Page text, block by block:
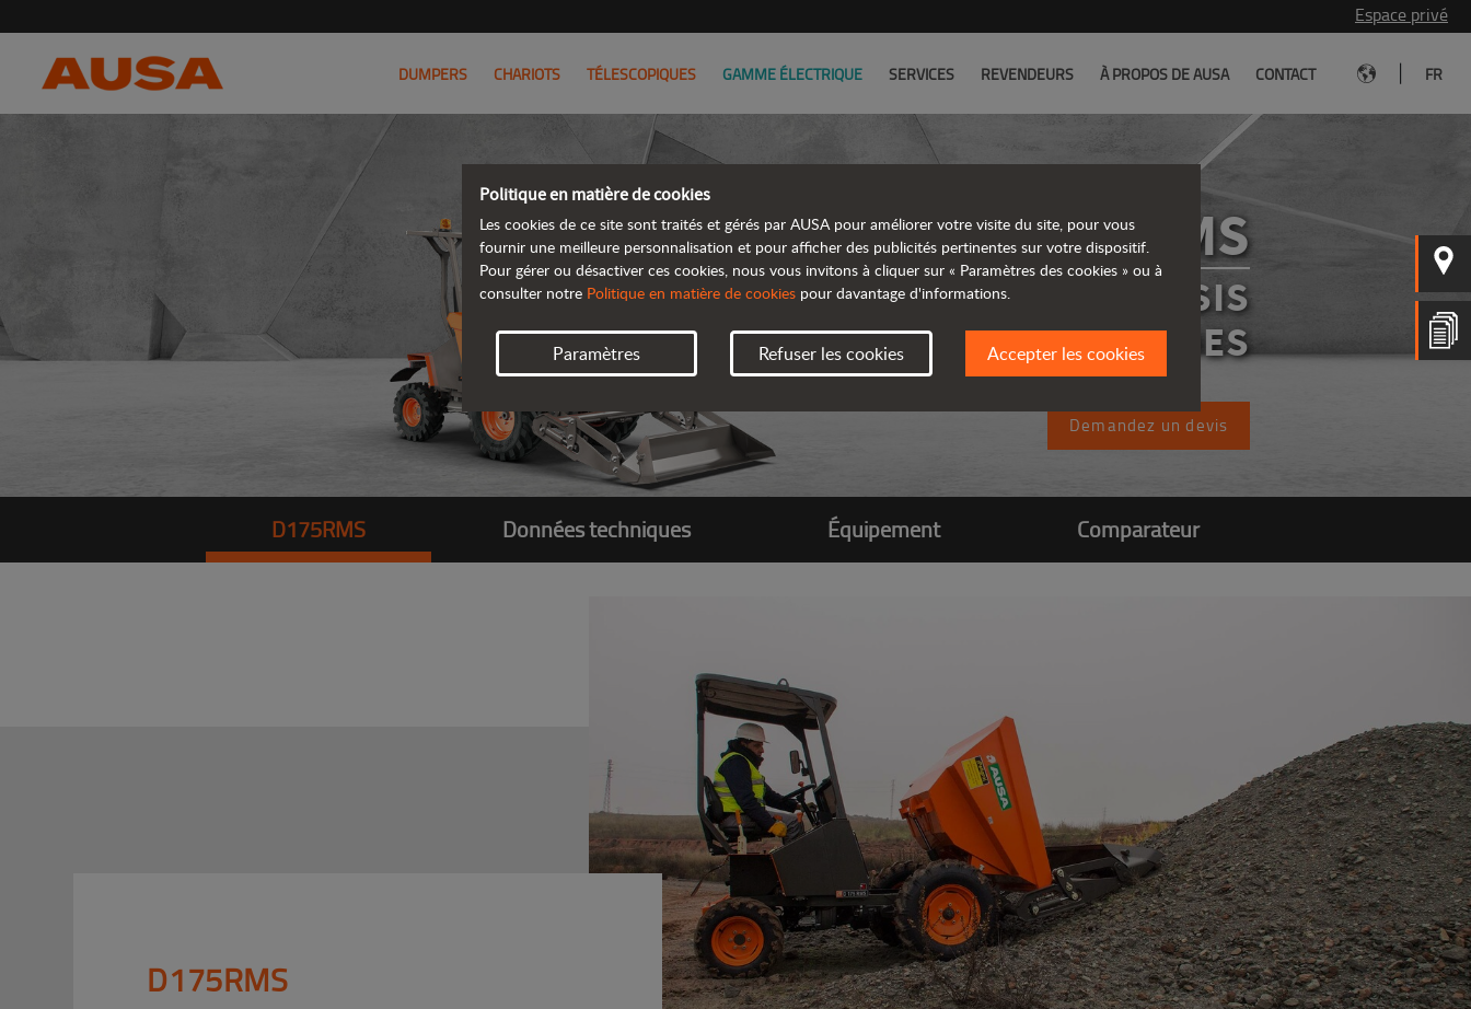
Espace privé
DUMPERS CHARIOTS TÉLESCOPIQUES GAMME ÉLECTRIQUE SERVICES REVENDEURS À PROPOS DE AUSA CONTACT FR
D175RMS
DUMPERS À CHÂSIS
RIGIDES
Demandez un devis
D175RMS Données techniques Équipement Comparateur
D175RMS
Politique en matière de cookies
Les cookies de ce site sont traités et gérés par AUSA pour améliorer votre visite du site, pour vous
fournir une meilleure personnalisation et pour afficher des publicités pertinentes sur votre dispositif.
Pour gérer ou désactiver ces cookies, nous vous invitons à cliquer sur « Paramètres des cookies » ou à
consulter notre Politique en matière de cookies pour davantage d'informations.
Paramètres Refuser les cookies Accepter les cookies